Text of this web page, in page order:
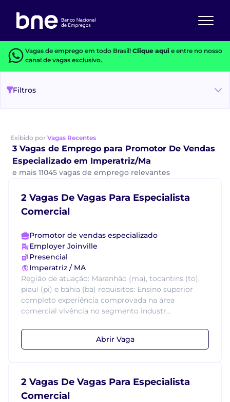
Vagas de emprego em todo Brasil! Clique aquie entre no nosso
canal de vagas exclusivo.
Filtros
Exibido por Vagas Recentes
3 Vagas de Emprego para Promotor De Vendas
Especializado em Imperatriz/Ma
e mais 11045 vagas de emprego relevantes
2 Vagas De Vagas Para Especialista
Comercial
Promotor de vendas especializado
Employer Joinville
Presencial
Imperatriz / MA
Região de atuação: Maranhão (ma), tocantins (to),
piauí (pi) e bahia (ba) requisitos: Ensino superior
completo experiência comprovada na área
comercial vivência no segmento industr...
Abrir Vaga
2 Vagas De Vagas Para Especialista
Comercial